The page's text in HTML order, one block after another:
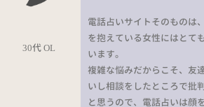
30代 OL
電話占いサイトそのものは
を抱えている女性にはとて
います。
複雑な悩みだからこそ、友
いし相談をしたところで批
と思うので、電話占いは顔